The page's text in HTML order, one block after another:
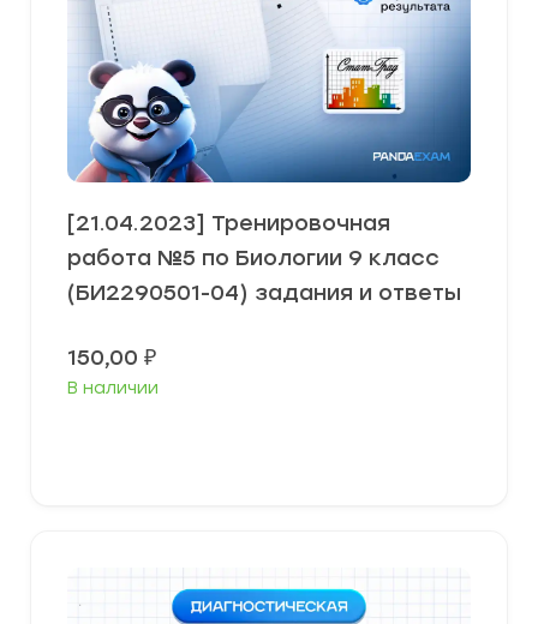
[21.04.2023] Тренировочная
работа №5 по Биологии 9 класс
(БИ2290501-04) задания и ответы
150,00 ₽
В наличии